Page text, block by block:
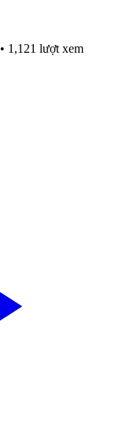
• 1,121 lượt xem